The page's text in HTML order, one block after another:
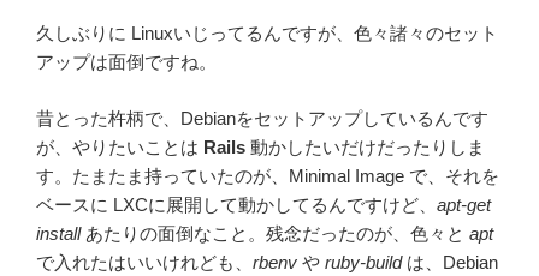
久しぶりに Linuxいじってるんですが、色々諸々のセット
アップは面倒ですね。
昔とった杵柄で、Debianをセットアップしているんです
が、やりたいことは Rails 動かしたいだけだったりしま
す。たまたま持っていたのが、Minimal Image で、それを
ベースに LXCに展開して動かしてるんですけど、 apt-get
installあたりの面倒なこと。残念だったのが、色々と apt
で入れたはいいけれども、 rbenv や ruby-buildは、Debian